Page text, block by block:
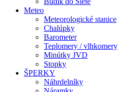
Meteo
Meteorologické stanice
Chalúpky
Barometer
Teplomery / vlhkomery
Minútky JVD
Stopky
ŠPERKY
Náhrdelníky